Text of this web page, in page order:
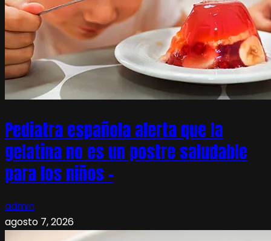
Pediatra española alerta que la
gelatina no es un postre saludable
para los niños –
admin
agosto 7, 2026